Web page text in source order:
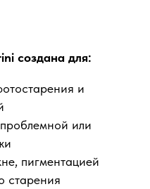
создана для:
и
или
пигментацией
старения